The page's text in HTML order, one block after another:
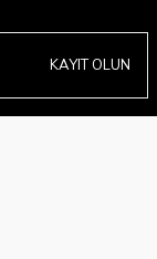
KAYIT OLUN